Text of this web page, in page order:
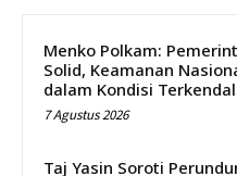
Menko Polkam:
Solid, Keamanan
dalam Kondisi
7 Agustus 2026
Taj Yasin Soroti